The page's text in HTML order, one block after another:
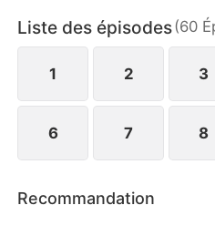
Mais la vraie première de
Je veux tout : l'amour et le
Liste des épisodes(60
1 2 3
6 7 8
Recommandation